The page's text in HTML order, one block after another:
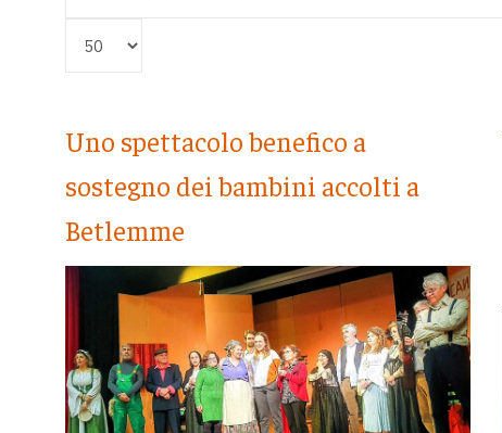
Uno spettacolo benefico a
sostegno dei bambini accolti a
Betlemme